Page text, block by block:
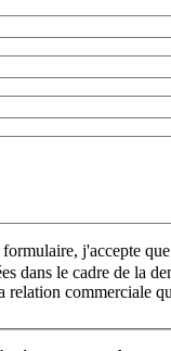
*
j'accepte
dans le cadre de la
relation commerciale